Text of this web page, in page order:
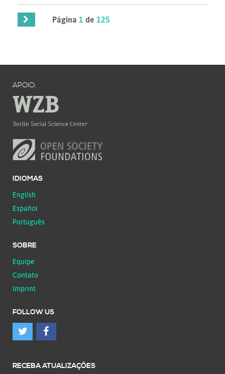
Página1 de125
APOIO:
IDIOMAS
English
Español
Português
SOBRE
Equipe
Contato
Imprint
FOLLOW US
RECEBA ATUALIZAÇÕES